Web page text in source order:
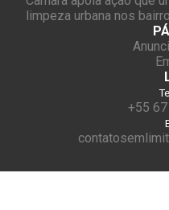
limpeza urbana nos
+55